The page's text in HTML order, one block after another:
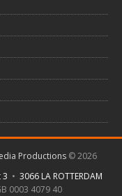
Productions ©2026
3 • 3066 LA ROTTERDAM
0003 4079 40